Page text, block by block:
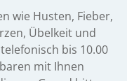
wie Husten, Fieber,
Übelkeit und
bis 10.00
mit Ihnen